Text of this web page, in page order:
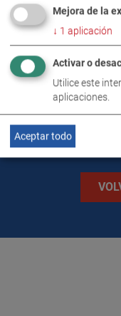
DATOS TÉCNICOS
IMÁGENES
Mejora de la
↓ 1 aplicación
Activar o
Utilice este
aplicaciones.
Aceptar todo